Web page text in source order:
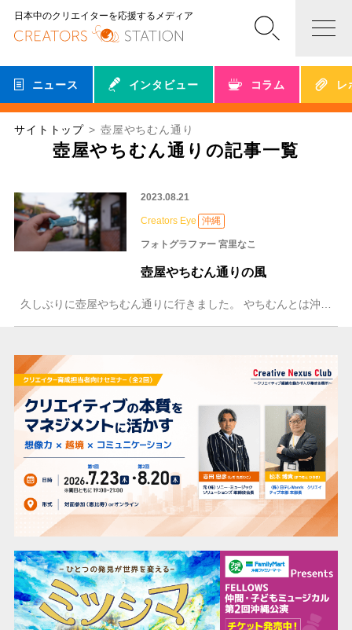
日本中のクリエイターを応援するメディア
ニュース インタビュー コラム レ
サイトトップ 壺屋やちむん通り
壺屋やちむん通りの記事一覧
2023.08.21
Creators Eye 沖縄
フォトグラファー 宮里なこ
壺屋やちむん通りの風